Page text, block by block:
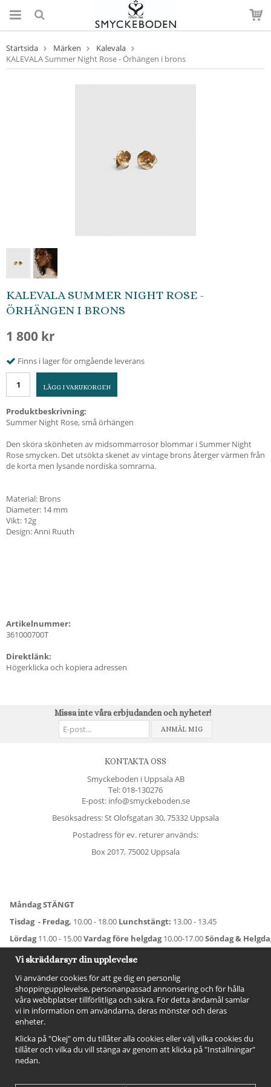
Startsida Märken
Kalevala
KALEVALA Summer Night Rose - Örhängen i brons
KALEVALA SUMMER NIGHT ROSE -
ÖRHÄNGEN I BRONS
1 800 kr
Finns i lager för omgående leverans
LÄGG I VARUKORGEN
Produktbeskrivning:
Summer Night Rose, små örhängen
Den sköra skönheten av midsommarrosor blommar i Summer Night
Rose smycken. Det utsökta skenet av vintage brons återger värmen från
de korta men lysande nordiska somrarna.
Material: Brons
Diameter: 14 mm
Vikt: 12g
Design: Anni Ruuth
Artikelnummer:
361000700T
Direktlänk:
Högerklicka och kopiera adressen
Missa inte våra erbjudanden och nyheter!
ANMÄL MIG
KONTAKTA OSS
Smyckeboden i Uppsala AB
Tel:018-130276
E-post: info@smyckeboden.se
Besöksadress: St Olofsgatan 30, 75332 Uppsala
Postadress för ev. returer används:
Box 2017, 75002 Uppsala
Måndag STÄNGT
Tisdag - Fredag, 10.00 - 18.00 Lunchstängt: 13.00 - 13.45
Lördag11.00 - 15.00Vardag före helgdag10.00-17.00Söndag &
För avvikande öppettider:
Titta här
Vi skräddarsyr din upplevelse
Vi använder cookies för att ge dig en personlig
shoppingupplevelse, personanpassad annonsering och för hålla
våra webbplatser tillförlitliga och säkra. För detta ändamål samlar
vi in information om användarna, deras mönster och deras
enheter.
Klicka på "Okej" om du tillåter alla cookies eller välj vilka cookies du
tillåter och vilka du vill stänga av genom att klicka på "Inställningar"
nedan.